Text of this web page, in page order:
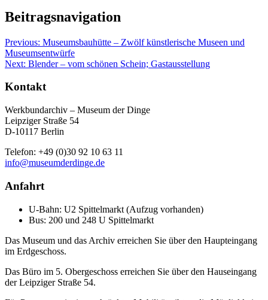
Beitragsnavigation
Previous: Museumsbauhütte – Zwölf künstlerische Museen und
Museumsentwürfe
Next: Blender – vom schönen Schein; Gastausstellung
Kontakt
Werkbundarchiv – Museum der Dinge
Leipziger Straße 54
D-10117 Berlin
Telefon: +49 (0)30 92 10 63 11
info@museumderdinge.de
Anfahrt
U-Bahn: U2 Spittelmarkt (Aufzug vorhanden)
Bus: 200 und 248 U Spittelmarkt
Das Museum und das Archiv erreichen Sie über den Haupteingang
im Erdgeschoss.
Das Büro im 5. Obergeschoss erreichen Sie über den Hauseingang
der Leipziger Straße 54.